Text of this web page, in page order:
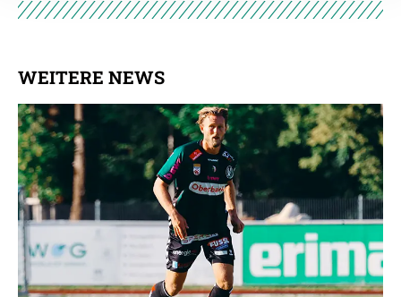
Datenschutzerklärung .
WEITERE NEWS